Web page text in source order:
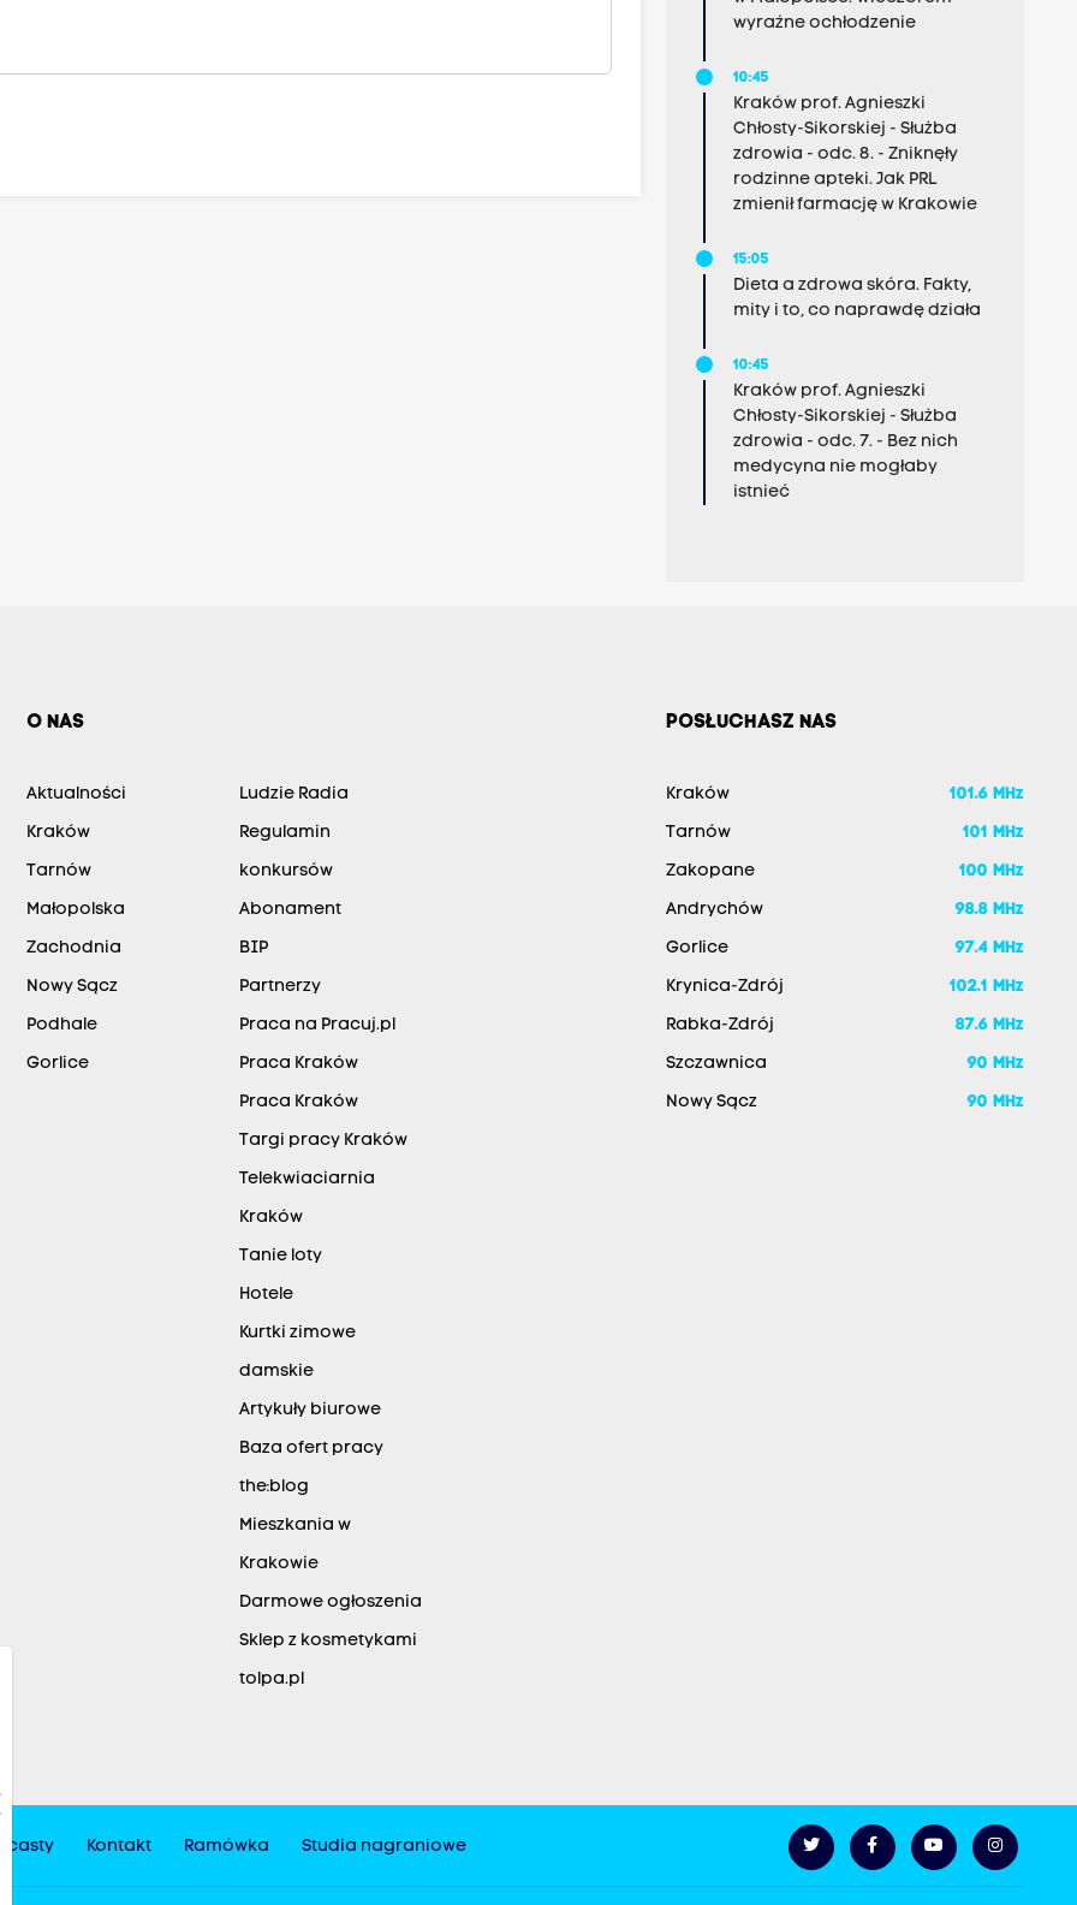
wyraźne ochłodzenie
10:45
Kraków prof. Agnieszki
Chłosty-Sikorskiej - Służba
zdrowia - odc. 8. - Zniknęły
rodzinne apteki. Jak PRL
zmienił farmację w Krakowie
15:05
Dieta a zdrowa skóra. Fakty,
mity i to, co naprawdę działa
10:45
Kraków prof. Agnieszki
Chłosty-Sikorskiej - Służba
zdrowia - odc. 7. - Bez nich
medycyna nie mogłaby
istnieć
O NAS
Aktualności
Kraków
Tarnów
Małopolska
Zachodnia
Nowy Sącz
Podhale
Gorlice
Ludzie Radia
Regulamin
konkursów
Abonament
BIP
Partnerzy
Praca na Pracuj.pl
Praca Kraków
Praca Kraków
Targi pracy Kraków
Telekwiaciarnia
Kraków
Tanie loty
Hotele
Kurtki zimowe
damskie
Artykuły biurowe
Baza ofert pracy
the:blog
Mieszkania w
Krakowie
Darmowe ogłoszenia
Sklep z kosmetykami
tolpa.pl
POSŁUCHASZ NAS
Kraków 101.6 MHz
Tarnów 101 MHz
Zakopane 100 MHz
Andrychów 98.8 MHz
Gorlice 97.4 MHz
Krynica-Zdrój 102.1 MHz
Rabka-Zdrój 87.6 MHz
Szczawnica 90 MHz
Nowy Sącz 90 MHz
Kontakt Ramówka Studia nagraniowe